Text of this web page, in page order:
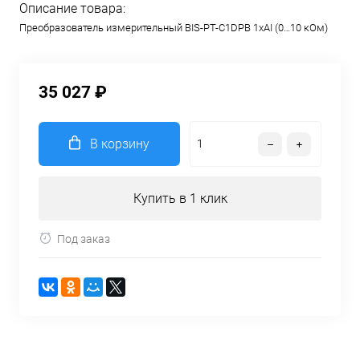
Описание товара:
Преобразователь измерительный BIS-PT-C1DPB 1хAI (0…10 кОм)
35 027 ₽
В корзину
Купить в 1 клик
Под заказ